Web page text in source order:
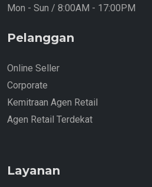
Mon - Sun / 8:00AM - 17:00PM
Pelanggan
Online Seller
Corporate
Kemitraan Agen Retail
Agen Retail Terdekat
Layanan